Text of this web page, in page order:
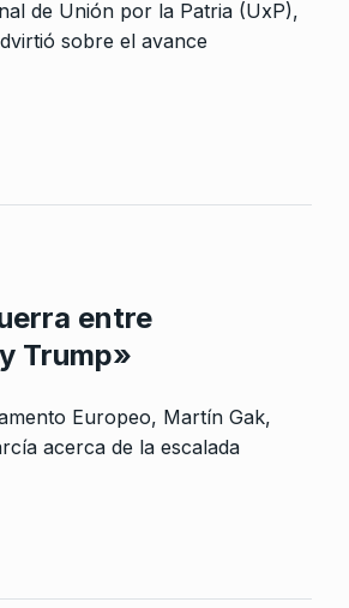
de Unión por la Patria (UxP),
sobre el avance
entre
Trump»
Europeo, Martín Gak,
acerca de la escalada